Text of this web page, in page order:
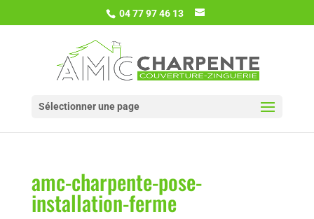
04 77 97 46 13
Sélectionner une page
amc-charpente-pose-
installation-ferme